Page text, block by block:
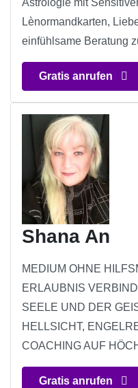
Astrologie mit
Lènormandkarten,
einfühlsame Beratung
Gratis anrufen
Shana An
MEDIUM OHNE
ERLAUBNIS
SEELE UND DER
HELLSICHT,
COACHING AUF
Gratis anrufen